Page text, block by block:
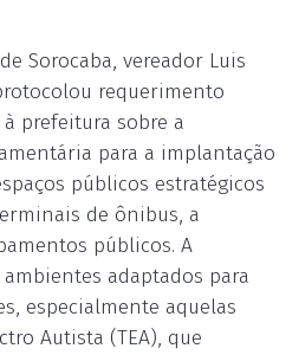
Sorocaba, vereador Luis
requerimento
prefeitura sobre a
para a implantação
públicos estratégicos
de ônibus, a
públicos. A
adaptados para
especialmente aquelas
Autista (TEA), que